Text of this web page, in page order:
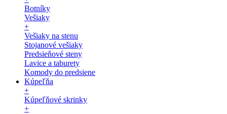
Botníky
Vešiaky
+
Vešiaky na stenu
Stojanové vešiaky
Predsieňové steny
Lavice a taburety
Komody do predsiene
Kúpeľňa
+
Kúpeľňové skrinky
+